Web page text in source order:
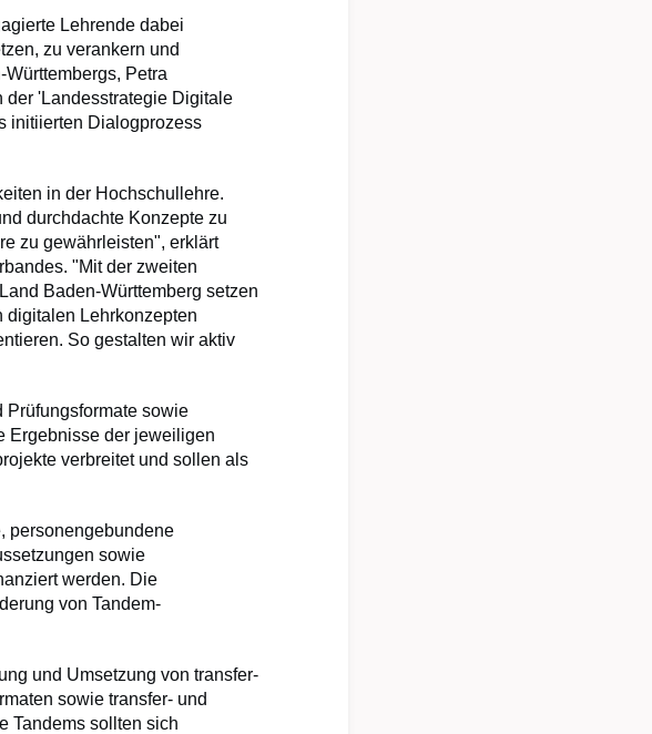
Lehrende dabei
zu verankern und
Petra
'Landesstrategie Digitale
initiierten Dialogprozess
in der Hochschullehre.
durchdachte Konzepte zu
zu gewährleisten", erklärt
"Mit der zweiten
Baden-Württemberg setzen
digitalen Lehrkonzepten
So gestalten wir aktiv
Prüfungsformate sowie
Ergebnisse der jeweiligen
verbreitet und sollen als
personengebundene
sowie
werden. Die
von Tandem-
und Umsetzung von transfer-
sowie transfer- und
Tandems sollten sich